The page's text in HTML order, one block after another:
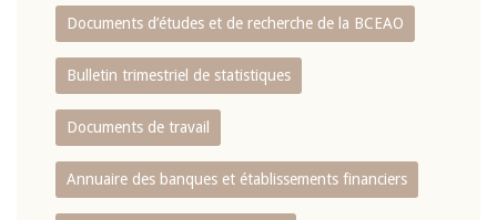
Documents d’études et de recherche de la BCEAO
Bulletin trimestriel de statistiques
Documents de travail
Annuaire des banques et établissements financiers